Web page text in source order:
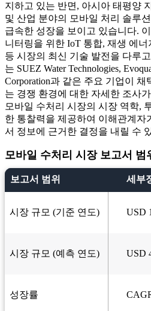
지하고 있는 반면, 아시아 태평양
및 산업 분야의 모바일 처리 솔루
급속한 성장을 보이고 있습니다.
니터링을 위한 IoT 통합, 재생 에
등 시장의 최신 기술 발전을 다루
는 SUEZ Water Technologies,
Corporation과 같은 주요 기업이
는 경쟁 환경에 대한 자세한 조사
모바일 수처리 시장의 시장 역학,
한 통찰력을 제공하여 이해관계자
서 정보에 근거한 결정을 내릴 수
모바일 수처리 시장 보고서 범
보고서 범위 세부
시장 규모 (기준 연도) USD
시장 규모 (예측 연도) USD
성장률